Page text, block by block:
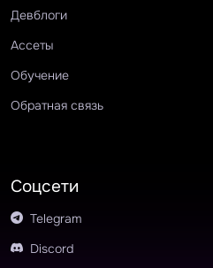
Девблоги
Ассеты
Обучение
Обратная связь
Соцсети
Telegram
Discord